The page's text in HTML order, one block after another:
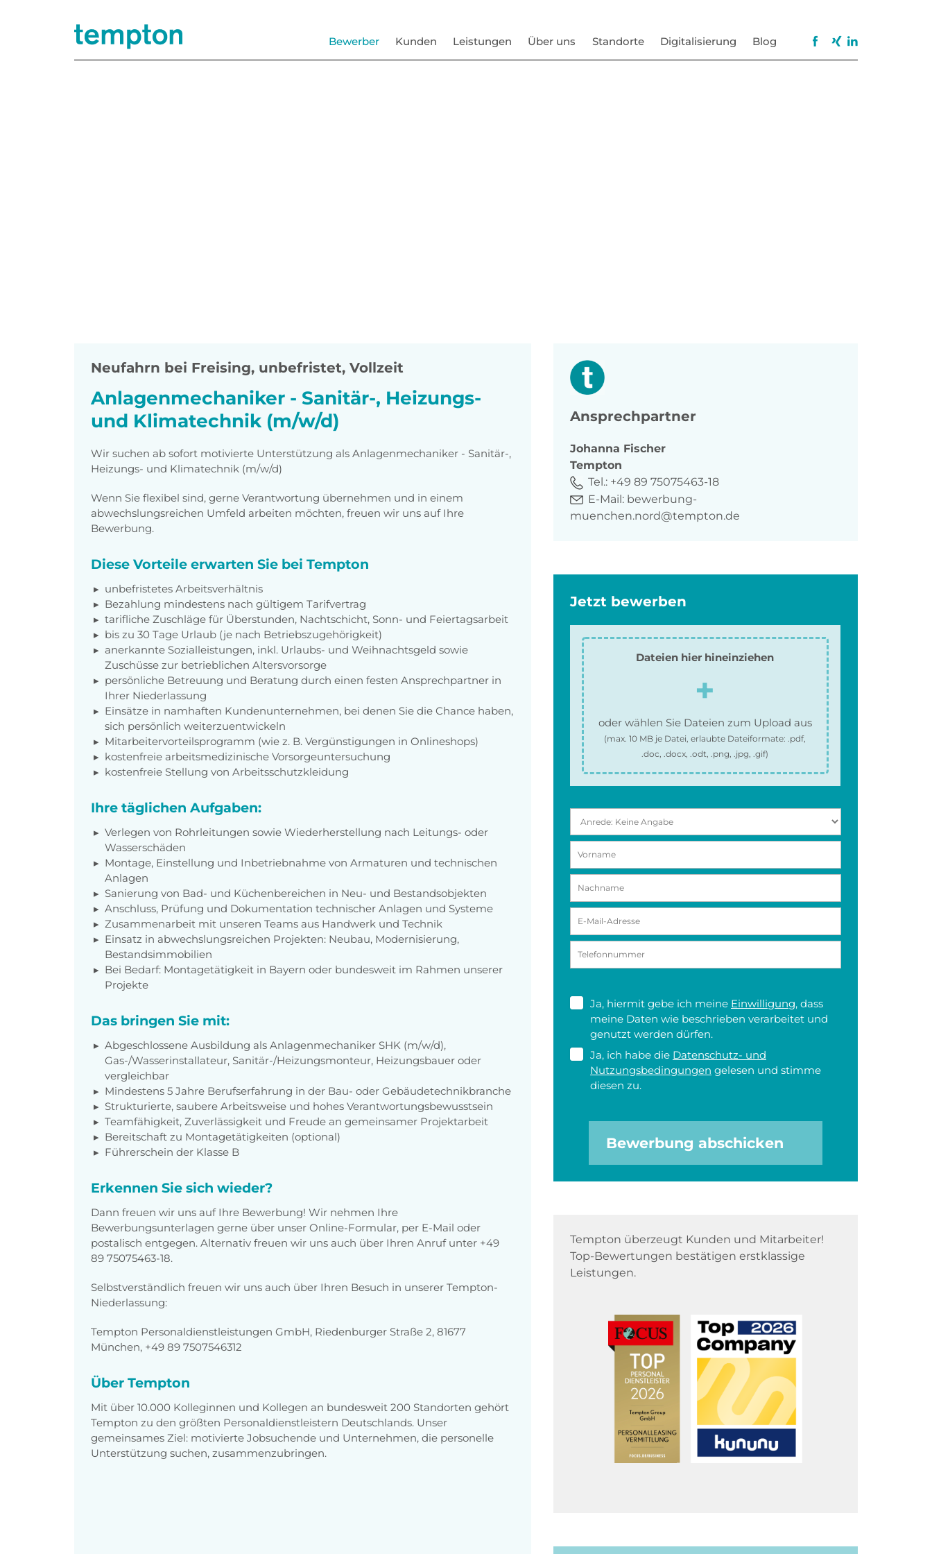
Bewerber Kunden Leistungen Über uns Standorte Digitalisierung Blog
Neufahrn bei Freising, unbefristet, Vollzeit
Anlagenmechaniker - Sanitär-, Heizungs-
und Klimatechnik (m/w/d)
Wir suchen ab sofort motivierte Unterstützung als Anlagenmechaniker - Sanitär-,
Heizungs- und Klimatechnik (m/w/d)
Wenn Sie flexibel sind, gerne Verantwortung übernehmen und in einem
abwechslungsreichen Umfeld arbeiten möchten, freuen wir uns auf Ihre
Bewerbung.
Diese Vorteile erwarten Sie bei Tempton
unbefristetes Arbeitsverhältnis
Bezahlung mindestens nach gültigem Tarifvertrag
tarifliche Zuschläge für Überstunden, Nachtschicht, Sonn- und Feiertagsarbeit
bis zu 30 Tage Urlaub (je nach Betriebszugehörigkeit)
anerkannte Sozialleistungen, inkl. Urlaubs- und Weihnachtsgeld sowie
Zuschüsse zur betrieblichen Altersvorsorge
persönliche Betreuung und Beratung durch einen festen Ansprechpartner in
Ihrer Niederlassung
Einsätze in namhaften Kundenunternehmen, bei denen Sie die Chance haben,
sich persönlich weiterzuentwickeln
Mitarbeitervorteilsprogramm (wie z. B. Vergünstigungen in Onlineshops)
kostenfreie arbeitsmedizinische Vorsorgeuntersuchung
kostenfreie Stellung von Arbeitsschutzkleidung
Ihre täglichen Aufgaben:
Verlegen von Rohrleitungen sowie Wiederherstellung nach Leitungs- oder
Wasserschäden
Montage, Einstellung und Inbetriebnahme von Armaturen und technischen
Anlagen
Sanierung von Bad- und Küchenbereichen in Neu- und Bestandsobjekten
Anschluss, Prüfung und Dokumentation technischer Anlagen und Systeme
Zusammenarbeit mit unseren Teams aus Handwerk und Technik
Einsatz in abwechslungsreichen Projekten: Neubau, Modernisierung,
Bestandsimmobilien
Bei Bedarf: Montagetätigkeit in Bayern oder bundesweit im Rahmen unserer
Projekte
Das bringen Sie mit:
Abgeschlossene Ausbildung als Anlagenmechaniker SHK (m/w/d),
Gas-/Wasserinstallateur, Sanitär-/Heizungsmonteur, Heizungsbauer oder
vergleichbar
Mindestens 5 Jahre Berufserfahrung in der Bau- oder Gebäudetechnikbranche
Strukturierte, saubere Arbeitsweise und hohes Verantwortungsbewusstsein
Teamfähigkeit, Zuverlässigkeit und Freude an gemeinsamer Projektarbeit
Bereitschaft zu Montagetätigkeiten (optional)
Führerschein der Klasse B
Erkennen Sie sich wieder?
Dann freuen wir uns auf Ihre Bewerbung! Wir nehmen Ihre
Bewerbungsunterlagen gerne über unser Online-Formular, per E-Mail oder
postalisch entgegen. Alternativ freuen wir uns auch über Ihren Anruf unter +49
89 75075463-18.
Selbstverständlich freuen wir uns auch über Ihren Besuch in unserer Tempton-
Niederlassung:
Tempton Personaldienstleistungen GmbH, Riedenburger Straße 2, 81677
München, +49 89 7507546312
Über Tempton
Mit über 10.000 Kolleginnen und Kollegen an bundesweit 200 Standorten gehört
Tempton zu den größten Personaldienstleistern Deutschlands. Unser
gemeinsames Ziel: motivierte Jobsuchende und Unternehmen, die personelle
Unterstützung suchen, zusammenzubringen.
Ansprechpartner
Johanna Fischer
Tempton
Tel.: +49 89 75075463-18
E-Mail: bewerbung-
muenchen.nord@tempton.de
Jetzt bewerben
Dateien hier hineinziehen
oder wählen Sie Dateien zum Upload aus
(max.10 MB je Datei, erlaubte Dateiformate:.pdf,
.doc, .docx, .odt, .png, .jpg, .gif)
Ja, hiermit gebe ich meine Einwilligung, dass
meine Daten wie beschrieben verarbeitet und
genutzt werden dürfen.
Ja, ich habe die Datenschutz- und
Nutzungsbedingungen gelesen und stimme
diesen zu.
Bewerbung abschicken
Tempton überzeugt Kunden und Mitarbeiter!
Top-Bewertungen bestätigen erstklassige
Leistungen.